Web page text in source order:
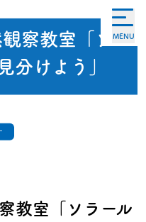
MENU
察教室「ソ
分けよう」
教室「ソラール